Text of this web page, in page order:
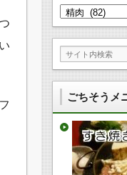
カ
テ
ゴ
リ
ー
ごちそうメ